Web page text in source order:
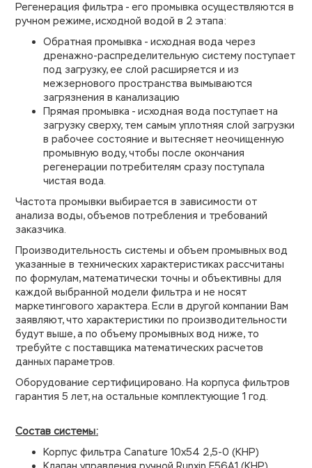
Регенерация фильтра - его промывка осуществляются в
ручном режиме, исходной водой в 2 этапа:
Обратная промывка - исходная вода через
дренажно-распределительную систему поступает
под загрузку, ее слой расширяется и из
межзернового пространства вымываются
загрязнения в канализацию
Прямая промывка - исходная вода поступает на
загрузку сверху, тем самым уплотняя слой загрузки
в рабочее состояние и вытесняет неочищенную
промывную воду, чтобы после окончания
регенерации потребителям сразу поступала
чистая вода.
Частота промывки выбирается в зависимости от
анализа воды, объемов потребления и требований
заказчика.
Производительность системы и объем промывных вод
указанные в технических характеристиках рассчитаны
по формулам, математически точны и объективны для
каждой выбранной модели фильтра и не носят
маркетингового характера. Если в другой компании Вам
заявляют, что характеристики по производительности
будут выше, а по объему промывных вод ниже, то
требуйте с поставщика математических расчетов
данных параметров.
Оборудование сертифицировано. На корпуса фильтров
гарантия 5 лет, на остальные комплектующие 1 год.
Состав системы:
Корпус фильтра Canature 10х54 2,5-0 (КНР)